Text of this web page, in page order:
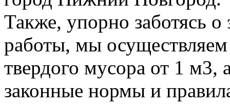
Также, упорно заботясь
работы, мы
твердого мусора от 1 м3,
законные нормы и